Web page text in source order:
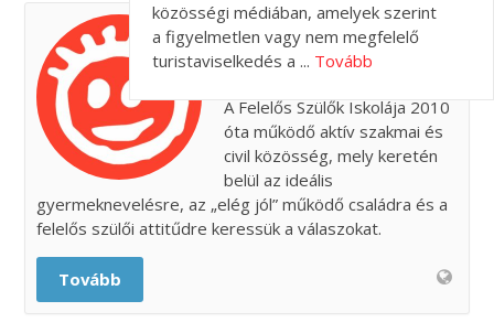
FELELŐS SZÜLŐK
ISKOLÁJA
A Felelős Szülők Iskolája 2010
óta működő aktív szakmai és
civil közösség, mely keretén
belül az ideális
gyermeknevelésre, az „elég jól” működő családra és a
felelős szülői attitűdre keressük a válaszokat.
Tovább
közösségi médiában, amelyek szerint
a figyelmetlen vagy nem megfelelő
turistaviselkedés a ... Tovább